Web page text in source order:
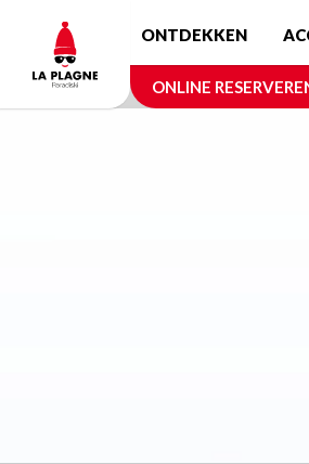
content
ONTDEKKEN
ONLINE